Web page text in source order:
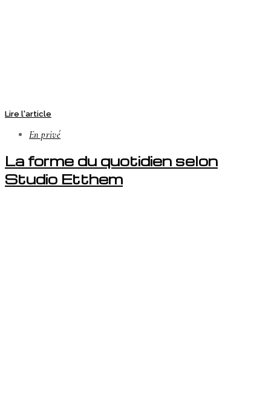
Lire l'article
En privé
La forme du quotidien selon
Studio Etthem